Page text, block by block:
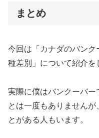
まとめ
今回は「カナダのバンク
種差別」について紹介を
実際に僕はバンクーバー
とは一度もありません
とがある人もいます。